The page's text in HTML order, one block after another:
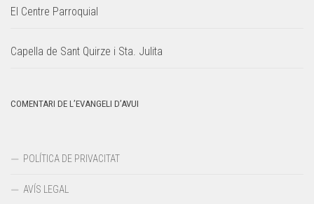
El Centre Parroquial
Capella de Sant Quirze i Sta. Julita
COMENTARI DE L’EVANGELI D’AVUI
POLÍTICA DE PRIVACITAT
AVÍS LEGAL